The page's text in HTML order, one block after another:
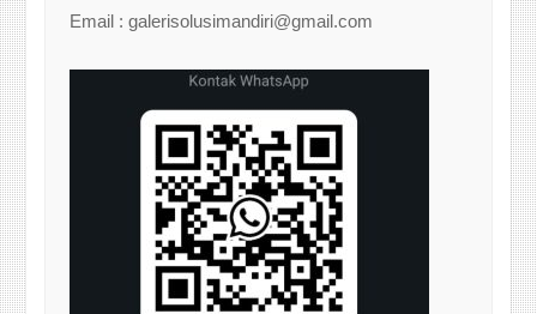
Email : galerisolusimandiri@gmail.com